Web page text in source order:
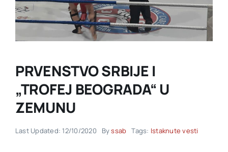
Akti SSAB
PRVENSTVO SRBIJE I
„TROFEJ BEOGRADA“ U
ZEMUNU
Last Updated: 12/10/2020 Byssab Tags: Istaknute vesti